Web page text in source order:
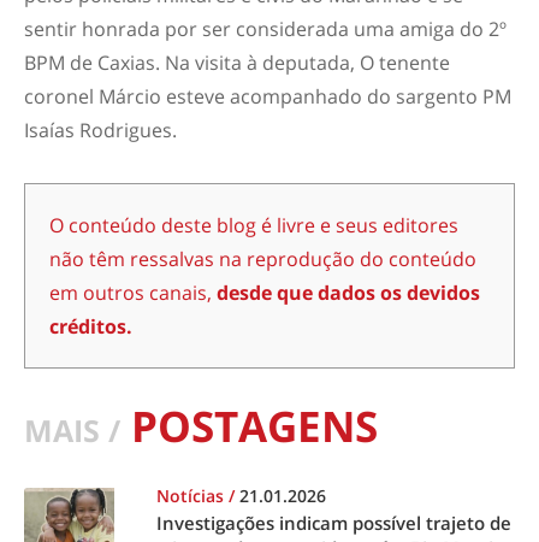
sentir honrada por ser considerada uma amiga do 2º
BPM de Caxias. Na visita à deputada, O tenente
coronel Márcio esteve acompanhado do sargento PM
Isaías Rodrigues.
O conteúdo deste blog é livre e seus editores
não têm ressalvas na reprodução do conteúdo
em outros canais, desde que dados os devidos
créditos.
MAIS / POSTAGENS
Notícias /21.01.2026
Investigações indicam possível trajeto de